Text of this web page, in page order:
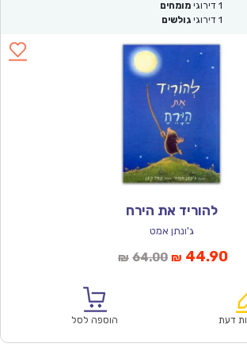
1 דירוגי מומחים
1 דירוגי גולשים
להוריד את הירח
ג'ונתן אמט
₪ 64.00המחיר
₪64.00.
₪ 44.90
דעת הוספה לסל